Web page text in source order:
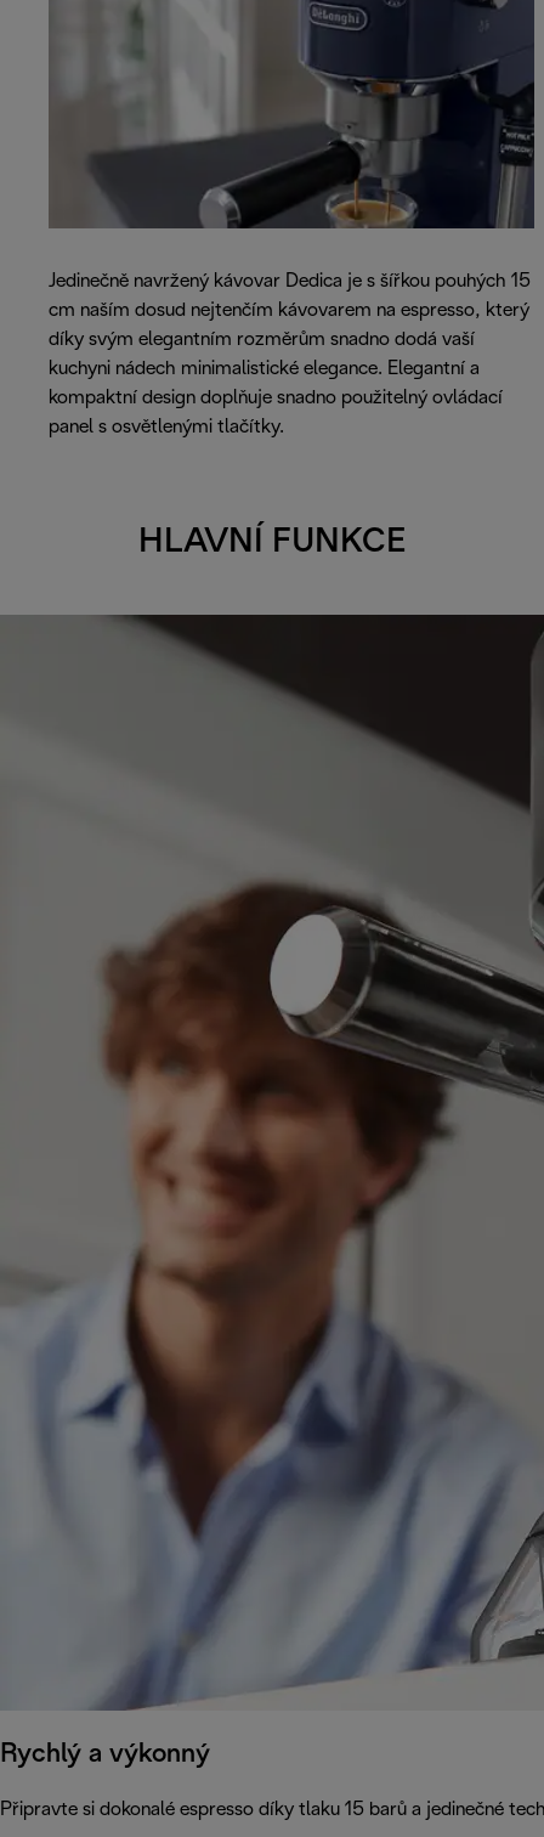
Jedinečně navržený kávovar Dedica je s šířkou pouhých 15
cm naším dosud nejtenčím kávovarem na espresso, který
díky svým elegantním rozměrům snadno dodá vaší
kuchyni nádech minimalistické elegance. Elegantní a
kompaktní design doplňuje snadno použitelný ovládací
panel s osvětlenými tlačítky.
HLAVNÍ FUNKCE
Rychlý a výkonný
Připravte si dokonalé espresso díky tlaku 15 barů a jedinečné